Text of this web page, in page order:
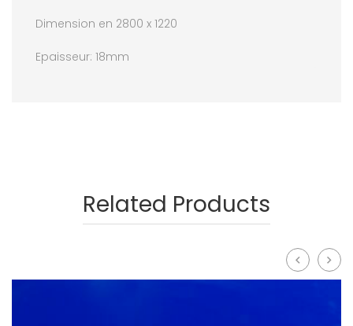
Dimension en 2800 x 1220
Epaisseur: 18mm
Related Products
prevnext